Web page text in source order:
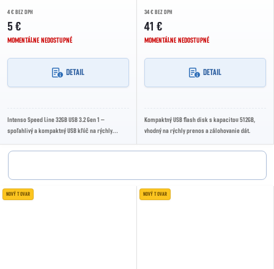
4 € BEZ DPH
5 €
MOMENTÁLNE NEDOSTUPNÉ
DETAIL
Intenso Speed Line 32GB USB 3.2 Gen 1 –
spoľahlivý a kompaktný USB kľúč na rýchly
ponúka vysoké...
34 € BEZ DPH
41 €
MOMENTÁLNE NEDOSTUPNÉ
DETAIL
Kompaktný USB flash disk s kapacitou 512GB,
vhodný na rýchly prenos a zálohovanie dát.
NOVÝ TOVAR NOVÝ TOVAR